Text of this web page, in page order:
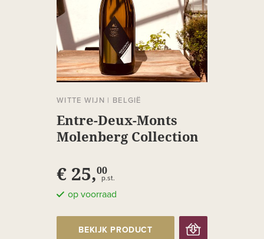
WITTE WIJN | BELGIË
Entre-Deux-Monts
Molenberg Collection
€ 25,00
p.st.
op voorraad
BEKIJK PRODUCT